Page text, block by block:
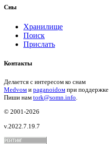
Сны
Хранилище
Поиск
Прислать
Контакты
Делается с интересом ко снам
Medvом и paganoidом при поддержке
Пиши нам tork@somn.info
© 2001-2026
v.2022.7.19.7